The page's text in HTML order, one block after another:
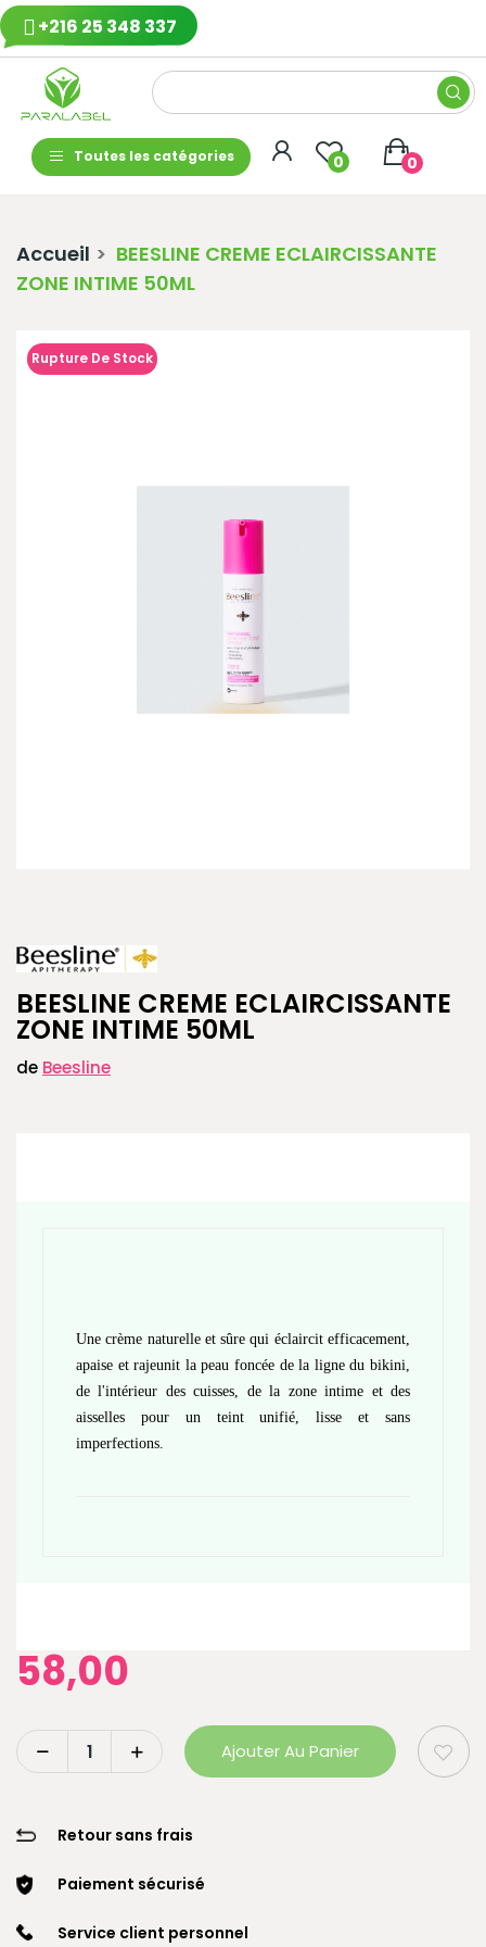
+216 25 348 337
Toutes les catégories 0 0
Accueil
BEESLINE CREME ECLAIRCISSANTE
ZONE INTIME 50ML
Rupture De Stock
BEESLINE CREME ECLAIRCISSANTE
ZONE INTIME 50ML
de Beesline
Une crème naturelle et sûre qui éclaircit efficacement,
apaise et rajeunit la peau foncée de la ligne du bikini,
de l'intérieur des cuisses, de la zone intime et des
aisselles pour un teint unifié, lisse et sans
imperfections.
58,00
Ajouter Au Panier
Retour sans frais
Paiement sécurisé
Service client personnel